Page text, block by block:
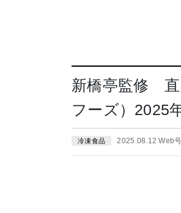
新橋亭監修 直
フーズ）2025
冷凍食品 2025.08.12 Web号